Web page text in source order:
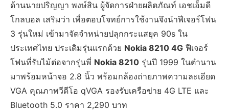
ด้านนายปริญญา พงษ์สิน ผู้จัดการฝ่ายผลิตภัณท์ เอชเอ็มดี
โกลบอล เสริมว่า เพื่อตอบโจทย์การใช้งานจึงนำฟีเจอร์โฟน
3 รุ่นใหม่ เข้ามาจัดจำหน่ายปลุกกระแสยุค 90s ใน
ประเทศไทย ประเดิมรุ่นแรกด้วย Nokia 8210 4G ฟีเจอร์
โฟนที่รับไม้ต่อจากรุ่นพี่ Nokia 8210 รุ่นปี 1999 ในตำนาน
มาพร้อมหน้าจอ 2.8 นิ้ว พร้อมกล้องถ่ายภาพความละเอียด
VGA คุณภาพวีดีโอ qVGA รองรับเครือข่าย 4G LTE และ
Bluetooth 5.0 ราคา 2,290 บาท